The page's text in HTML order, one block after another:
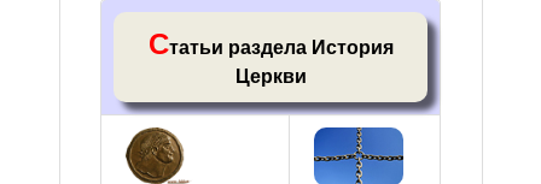
Статьи раздела История
Церкви